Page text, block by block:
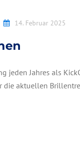
14. Februar 2025
jeden Jahres als
aktuellen